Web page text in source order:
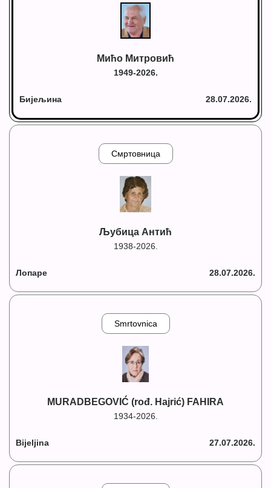
Мићо Митровић
1949-2026.
Бијељина 28.07.2026.
Смртовница
Љубица Антић
1938-2026.
Лопаре 28.07.2026.
Smrtovnica
MURADBEGOVIĆ (rođ. Hajrić) FAHIRA
1934-2026.
Bijeljina 27.07.2026.